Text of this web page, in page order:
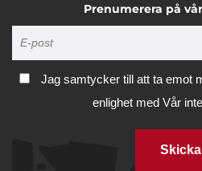
Prenumerera på
Jag samtycker till att ta emot
enlighet med Vår
Skicka